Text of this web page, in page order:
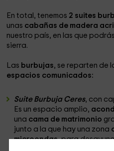
En total, tenemos 2 suites
unas cabañas de madera
nuestro país, en las que
sierra.
Las burbujas, se reparten de
espacios comunicados:
Suite Burbuja Ceres, con
Es un espacio amplio,
una cama de matrimonio
junto a la que hay una zona
microondas, para